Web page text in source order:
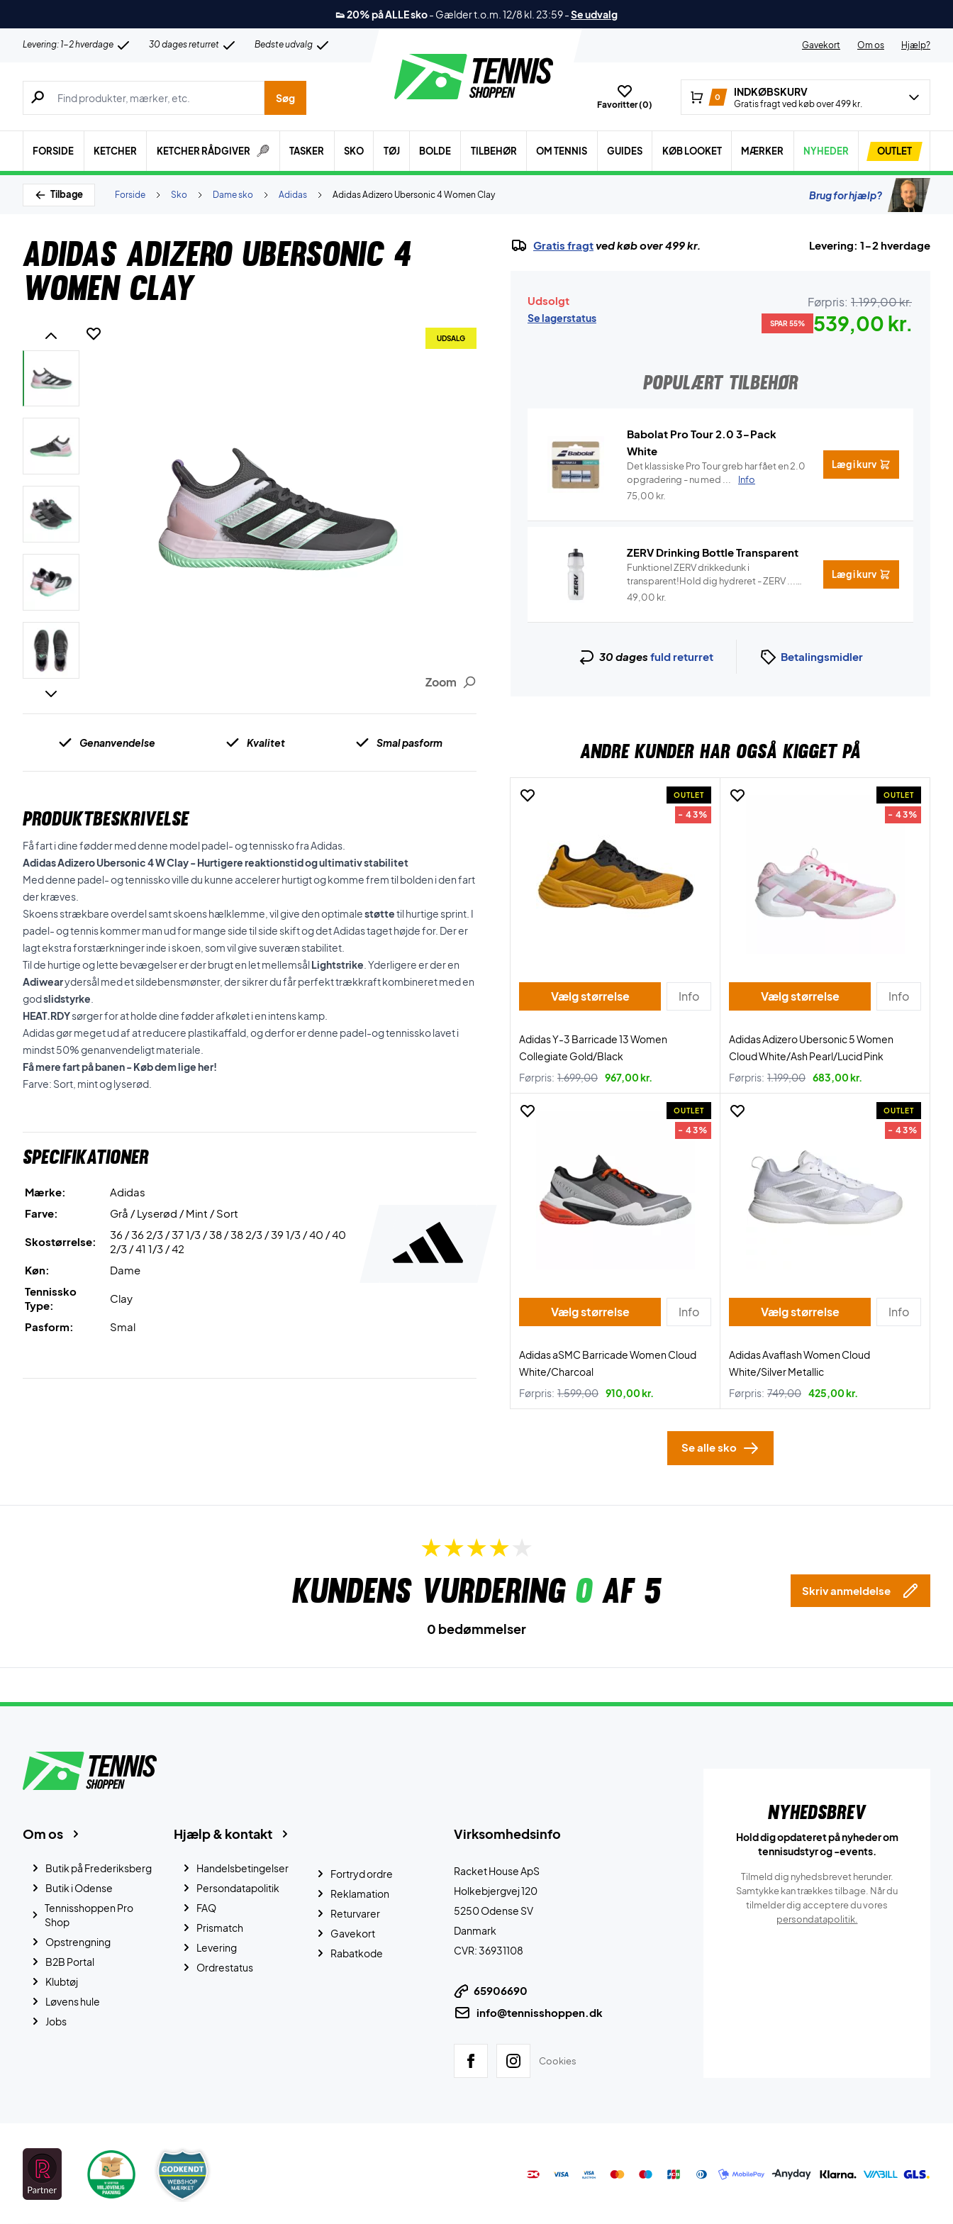
👟 20% på ALLE sko- Gælder t.o.m. 12/8 kl. 23:59-Se udvalg
Levering: 1-2 hverdage 30 dages returret Bedste udvalg Gavekort Om os Hjælp?
Søg efter produkter, mærker etc.
Søg
Favoritter (0)
0 INDKØBSKURV
Gratis fragt ved køb over 499 kr.
FORSIDE KETCHER KETCHER RÅDGIVER TASKER SKO TØJ BOLDE TILBEHØR OM TENNIS GUIDES KØB LOOKET MÆRKER NYHEDER OUTLET
Tilbage Adidas Adizero Ubersonic 4 Women Clay
Adidas
Dame sko
Sko
Forside Brug for hjælp?
Adidas Adizero Ubersonic 4
Women Clay
Zoom
UDSALG
Genanvendelse Kvalitet Smal pasform
PRODUKTBESKRIVELSE
Få fart i dine fødder med denne model padel- og tennissko fra Adidas.
Adidas Adizero Ubersonic 4 W Clay - Hurtigere reaktionstid og ultimativ stabilitet
Med denne padel- og tennissko ville du kunne accelerer hurtigt og komme frem til bolden i den fart
der kræves.
Skoens strækbare overdel samt skoens hælklemme, vil give den optimalestøttetil hurtige sprint. I
padel- og tennis kommer man ud for mange side til side skift og det Adidas taget højde for. Der er
lagt ekstra forstærkninger inde i skoen, som vil give suveræn stabilitet.
Til de hurtige og lette bevægelser er der brugt en let mellemsålLightstrike . Yderligere er der en
Adiwearydersål med et sildebensmønster, der sikrer du får perfekt trækkraft kombineret med en
godslidstyrke
HEAT.RDYsørger for at holde dine fødder afkølet i en intens kamp.
Adidas gør meget ud af at reducere plastikaffald, og derfor er denne padel-og tennissko lavet i
mindst 50% genanvendeligt materiale.
Få mere fart på banen - Køb dem lige her!
Farve: Sort, mint og lyserød.
Specifikationer
Mærke:
Adidas
Farve:
Grå / Lyserød / Mint / Sort
Skostørrelse:
36 / 36 2/3 / 37 1/3 / 38 / 38 2/3 / 39 1/3 / 40 / 40
2/3 / 41 1/3 / 42
Køn:
Dame
Tennissko
Type:
Clay
Pasform: Smal
Gratis fragtved køb over 499 kr. Levering: 1-2 hverdage
Udsolgt
Se lagerstatus
Førpris: 1.199,00 kr.
SPAR 55% 539,00 kr.
POPULÆRT TILBEHØR
Babolat Pro Tour 2.0 3-Pack
White
Det klassiske Pro Tour greb har fået en 2.0
opgradering - nu med ...
Info
75,00 kr.
Læg i kurv
ZERV Drinking Bottle Transparent
Funktionel ZERV drikkedunk i
transparent!Hold dig hydreret - ZERV ...
Info
49,00 kr.
Læg i kurv
30 dages fuld returret Betalingsmidler
ANDRE KUNDER HAR OGSÅ KIGGET PÅ
OUTLET
- 43%
Vælg størrelse Info
Adidas Y-3 Barricade 13 Women
Collegiate Gold/Black
Førpris: 1.699,00 967,00 kr.
OUTLET
- 43%
Vælg størrelse Info
Adidas Adizero Ubersonic 5 Women
Cloud White/Ash Pearl/Lucid Pink
Førpris: 1.199,00 683,00 kr.
OUTLET
- 43%
Vælg størrelse Info
Adidas aSMC Barricade Women Cloud
White/Charcoal
Førpris: 1.599,00 910,00 kr.
OUTLET
- 43%
Vælg størrelse Info
Adidas Avaflash Women Cloud
White/Silver Metallic
Førpris: 749,00 425,00 kr.
Se alle sko
Kundens vurdering 0af 5 Skriv anmeldelse
0 bedømmelser
Virksomhedsinfo
Racket House ApS
Holkebjergvej 120
5250 Odense SV
Danmark
CVR: 36931108
65906690
info@tennisshoppen.dk
Cookies
Hjælp & kontakt
Handelsbetingelser
Persondatapolitik
FAQ
Prismatch
Levering
Ordrestatus
Fortryd ordre
Reklamation
Returvarer
Gavekort
Rabatkode
Om os
Butik på Frederiksberg
Butik i Odense
Tennisshoppen Pro
Shop
Opstrengning
B2B Portal
Klubtøj
Løvens hule
Jobs
Nyhedsbrev
Hold dig opdateret på nyheder om
tennisudstyr og -events.
Tilmeld dig nyhedsbrevet herunder.
Samtykke kan trækkes tilbage. Når du
tilmelder dig acceptere du vores
persondatapolitik.